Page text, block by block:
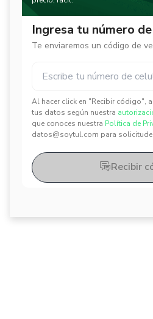
Ingresa tu número
Te enviaremos un código de
Al hacer click en "Recibir código",
tus datos según nuestra
que conoces nuestra Política de
datos@soytul.com para
Recibir